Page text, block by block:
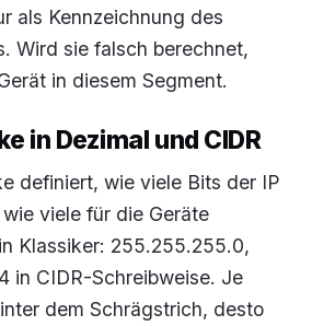
als Kennzeichnung des
Wird sie falsch berechnet,
in diesem Segment.
in Dezimal und CIDR
definiert, wie viele Bits der IP
viele für die Geräte
Klassiker: 255.255.255.0,
in CIDR-Schreibweise. Je
dem Schrägstrich, desto